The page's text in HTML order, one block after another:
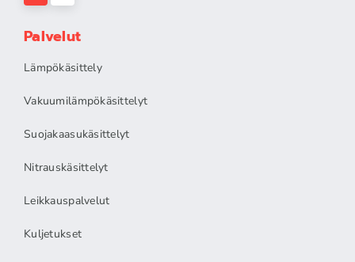
Palvelut
Lämpökäsittely
Vakuumilämpökäsittelyt
Suojakaasukäsittelyt
Nitrauskäsittelyt
Leikkauspalvelut
Kuljetukset